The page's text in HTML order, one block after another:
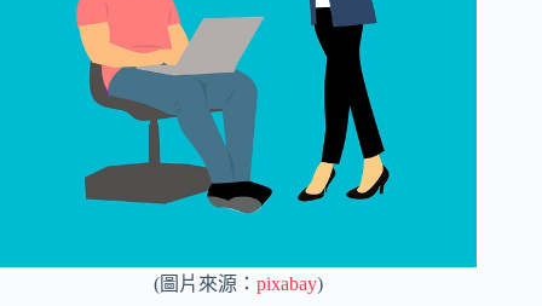
(圖片來源：pixabay)